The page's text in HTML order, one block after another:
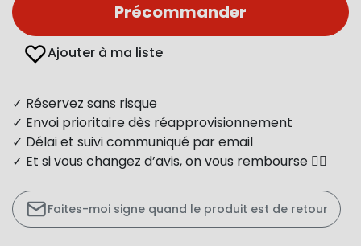
Précommander
Ajouter à ma liste
✓ Réservez sans risque
✓ Envoi prioritaire dès réapprovisionnement
✓ Délai et suivi communiqué par email
✓ Et si vous changez d’avis, on vous rembourse 👍🏻
Faites-moi signe quand le produit est de retour